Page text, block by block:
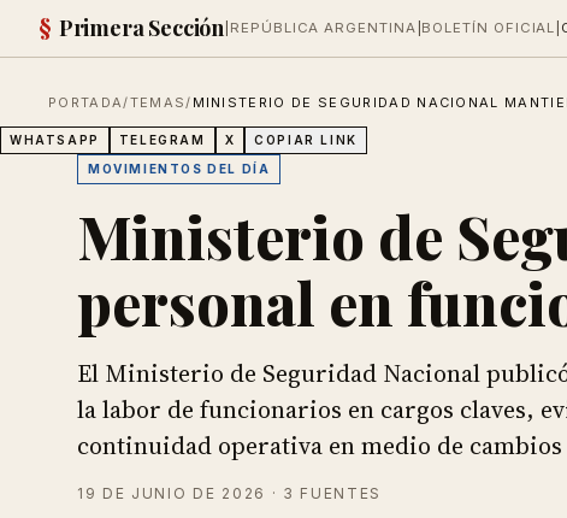
§ Primera Sección REPÚBLICA ARGENTINA BOLETÍN OFICIAL
PORTADA/TEMAS/ MINISTERIO DE SEGURIDAD NACIONAL
WHATSAPP TELEGRAM X
COPIAR LINK
MOVIMIENTOS DEL DÍA
Ministerio de
personal en
El Ministerio de Seguridad Nacional
la labor de funcionarios en cargos claves,
continuidad operativa en medio de
19 DE JUNIO DE 2026 · 3 FUENTES